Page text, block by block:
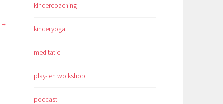
kindercoaching
kinderyoga
meditatie
play- en workshop
podcast